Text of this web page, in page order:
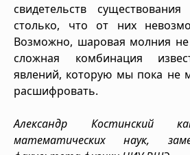
свидетельств
столько, что от них
Возможно, шаровая молния не
сложная комбинация
явлений, которую мы пока не
расшифровать.
Александр Костинский
математических наук,